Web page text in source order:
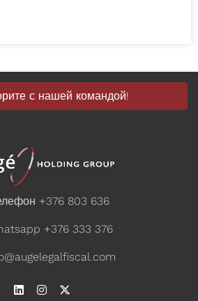
с нашей командой!
+376 803 636
+376 333 376